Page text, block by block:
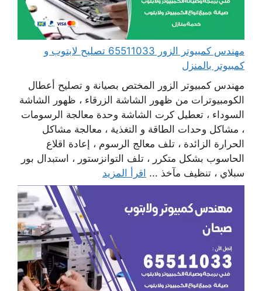
مهندس كمبيوتر الزور 65511033 تصليح لابتوب و
كمبيوتر بالمنزل
مهندس كمبيوتر الزور المختص بصيانة و تصليح أعطال
الكومبيوترات من ظهور الشاشة الزرقاء ، ظهور الشاشة
السوداء ، تعطيل كرت الشاشة وحدة معالجة الرسومات
، مشاكل وحدات الطاقة و التغذية ، معالجة مشاكل
الحرارة الزائدة ، تلف معالج الرسوم ، إعادة اقلاع
الحاسوب بشكل متكرر ، تلف التوانزستور ، استبدال بور
سبلاي ، تنظيف مآخذ ... اقرأ المزيد